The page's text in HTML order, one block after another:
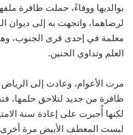
بوالديها ووفاءً، حملت ظافرة
لرضاهما، واتجهت به إلى ديوان
معلمة في إحدى قرى الجنوب،
العلم وتداوي الحنين.
مرت الأعوام، وعادت إلى
ظافرة من جديد لتلاحق حلمها،
لكنها أُجبرت على إعادة سنة
لبست المعطف الأبيض مرة